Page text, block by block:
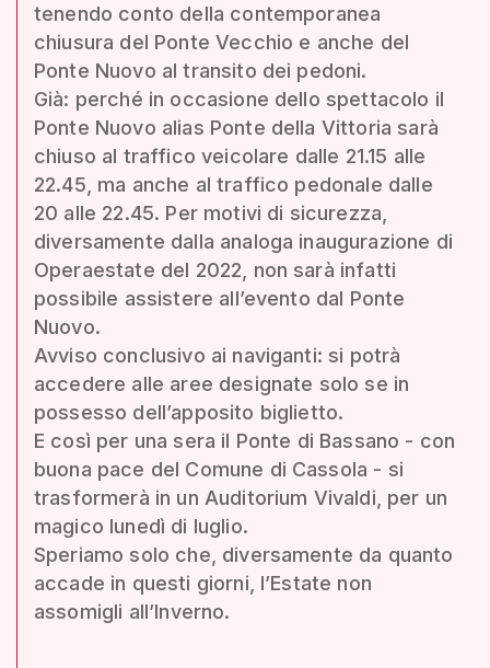
tenendo conto della contemporanea
chiusura del Ponte Vecchio e anche del
Ponte Nuovo al transito dei pedoni.
Già: perché in occasione dello spettacolo il
Ponte Nuovo alias Ponte della Vittoria sarà
chiuso al traffico veicolare dalle 21.15 alle
22.45, ma anche al traffico pedonale dalle
20 alle 22.45. Per motivi di sicurezza,
diversamente dalla analoga inaugurazione di
Operaestate del 2022, non sarà infatti
possibile assistere all’evento dal Ponte
Nuovo.
Avviso conclusivo ai naviganti: si potrà
accedere alle aree designate solo se in
possesso dell’apposito biglietto.
E così per una sera il Ponte di Bassano - con
buona pace del Comune di Cassola - si
trasformerà in un Auditorium Vivaldi, per un
magico lunedì di luglio.
Speriamo solo che, diversamente da quanto
accade in questi giorni, l’Estate non
assomigli all’Inverno.